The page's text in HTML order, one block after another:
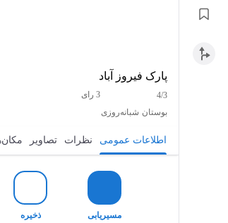
پارک فیروز آباد
4/3
3 رای
بوستان شبانه‌روزی
اطلاعات عمومی نظرات تصاویر
مسیریابی ذخیره